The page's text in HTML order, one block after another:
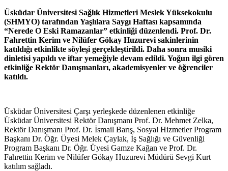
Üsküdar Üniversitesi Sağlık Hizmetleri Meslek Yüksekokulu
(SHMYO) tarafından Yaşlılara Saygı Haftası kapsamında
“Nerede O Eski Ramazanlar” etkinliği düzenlendi. Prof. Dr.
Fahrettin Kerim ve Nilüfer Gökay Huzurevi sakinlerinin
katıldığı etkinlikte söyleşi gerçekleştirildi. Daha sonra musiki
dinletisi yapıldı ve iftar yemeğiyle devam edildi. Yoğun ilgi gören
etkinliğe Rektör Danışmanları, akademisyenler ve öğrenciler
katıldı.
Üsküdar Üniversitesi Çarşı yerleşkede düzenlenen etkinliğe
Üsküdar Üniversitesi Rektör Danışmanı Prof. Dr. Mehmet Zelka,
Rektör Danışmanı Prof. Dr. İsmail Barış, Sosyal Hizmetler Program
Başkanı Dr. Öğr. Üyesi Melek Çaylak, İş Sağlığı ve Güvenliği
Program Başkanı Dr. Öğr. Üyesi Gamze Kağan ve Prof. Dr.
Fahrettin Kerim ve Nilüfer Gökay Huzurevi Müdürü Sevgi Kurt
katılım sağladı.